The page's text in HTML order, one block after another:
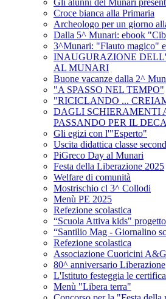
Gli alunni del Munari
Croce bianca alla Primaria
Archeologo per un giorno
Dalla 5^ Munari: ebook
3^Munari: "Flauto magico"
INAUGURAZIONE
AL MUNARI
Buone vacanze dalla 2^
"A SPASSO NEL TEMPO"
"RICICLANDO ...
DAGLI SCHIERAMENTI
PASSANDO PER IL
Gli egizi con l'"Esperto"
Uscita didattica classe
PiGreco Day al Munari
Festa della Liberazione 2025
Welfare di comunità
Mostrischio cl 3^ Collodi
Menù PE 2025
Refezione scolastica
“Scuola Attiva kids"
“Santilio Mag - Giornalino
Refezione scolastica
Associazione Cuoricini A&G
80^ anniversario Liberazione
L'Istituto festeggia le
Menù "Libera terra"